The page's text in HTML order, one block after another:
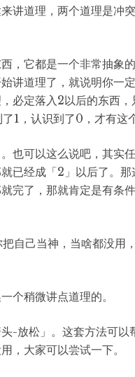
讲道理，两个道理是冲
，它都是一个非常抽象
讲道理了，就说明你一
必定落入2以后的东西
，认识到了0，才有这个
也可以这么说吧，其实
已经成「2」以后了。
完了，那就肯定是有条
己当神，当啥都没用
个稍微讲点道理的。
-放松」。这套方法可以
，大家可以尝试一下。